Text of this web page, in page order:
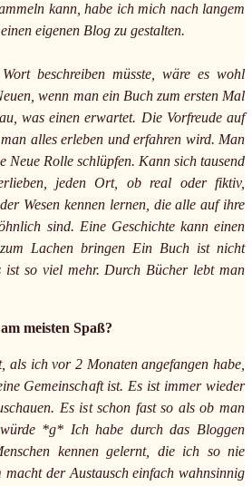
kann, habe ich mich nach langem
eigenen Blog zu gestalten.
beschreiben müsste, wäre es wohl
wenn man ein Buch zum ersten Mal
was einen erwartet. Die Vorfreude auf
alles erleben und erfahren wird. Man
Neue Rolle schlüpfen. Kann sich tausend
jeden Ort, ob real oder fiktiv,
Wesen kennen lernen, die alle auf ihre
sind. Eine Geschichte kann einen
Lachen bringen Ein Buch ist nicht
so viel mehr. Durch Bücher lebt man
meisten Spaß?
als ich vor 2 Monaten angefangen habe,
Gemeinschaft ist. Es ist immer wieder
Es ist schon fast so als ob man
*g* Ich habe durch das Bloggen
kennen gelernt, die ich so nie
macht der Austausch einfach wahnsinnig